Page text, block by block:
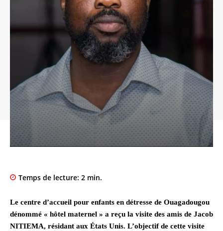
Temps de lecture: 2 min.
Le centre d’accueil pour enfants en détresse de Ouagadougou
dénommé « hôtel maternel » a reçu la visite des amis de Jacob
NITIEMA, résidant aux États Unis. L’objectif de cette visite